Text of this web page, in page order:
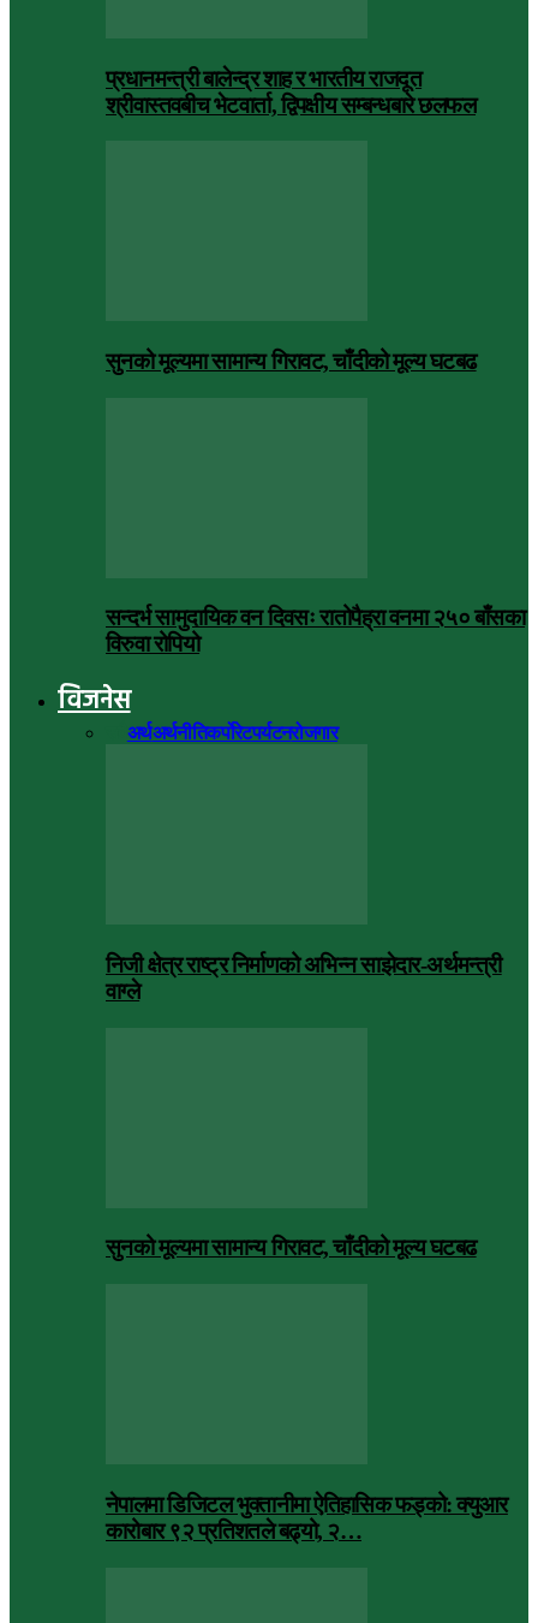
प्रधानमन्त्री बालेन्द्र शाह र भारतीय राजदूत
श्रीवास्तवबीच भेटवार्ता, द्विपक्षीय सम्बन्धबारे छलफल
सुनको मूल्यमा सामान्य गिरावट, चाँदीको मूल्य घटबढ
सन्दर्भ सामुदायिक वन दिवसः रातोपैह्रा वनमा २५० बाँसका
विरुवा रोपियो
विजनेस
अर्थअर्थनीतिकर्पोरेटपर्यटनरोजगार
निजी क्षेत्र राष्ट्र निर्माणको अभिन्न साझेदार-अर्थमन्त्री
वाग्ले
सुनको मूल्यमा सामान्य गिरावट, चाँदीको मूल्य घटबढ
नेपालमा डिजिटल भुक्तानीमा ऐतिहासिक फड्को: क्युआर
कारोबार ९२ प्रतिशतले बढ्यो, २…